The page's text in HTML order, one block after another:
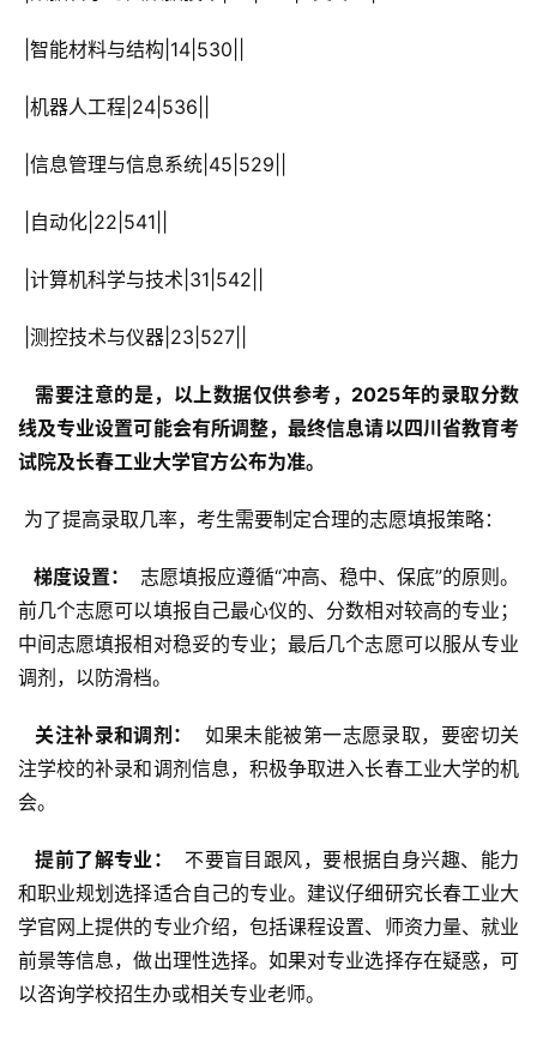
|智能材料与结构|14|530||
|机器人工程|24|536||
|信息管理与信息系统|45|529||
|自动化|22|541||
|计算机科学与技术|31|542||
|测控技术与仪器|23|527||
  需要注意的是，以上数据仅供参考，2025年的录取分数
线及专业设置可能会有所调整，最终信息请以四川省教育考
试院及长春工业大学官方公布为准。
为了提高录取几率，考生需要制定合理的志愿填报策略：
  梯度设置：
志愿填报应遵循“冲高、稳中、保底”的原则。
前几个志愿可以填报自己最心仪的、分数相对较高的专业；
中间志愿填报相对稳妥的专业；最后几个志愿可以服从专业
调剂，以防滑档。
  关注补录和调剂：
如果未能被第一志愿录取，要密切关
注学校的补录和调剂信息，积极争取进入长春工业大学的机
会。
  提前了解专业：
不要盲目跟风，要根据自身兴趣、能力
和职业规划选择适合自己的专业。建议仔细研究长春工业大
学官网上提供的专业介绍，包括课程设置、师资力量、就业
前景等信息，做出理性选择。如果对专业选择存在疑惑，可
以咨询学校招生办或相关专业老师。